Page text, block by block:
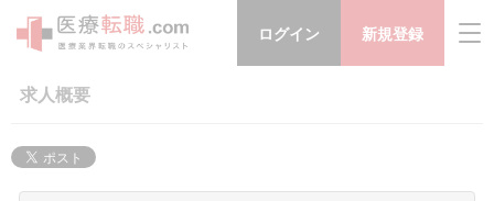
ログイン 新規登録
求人概要